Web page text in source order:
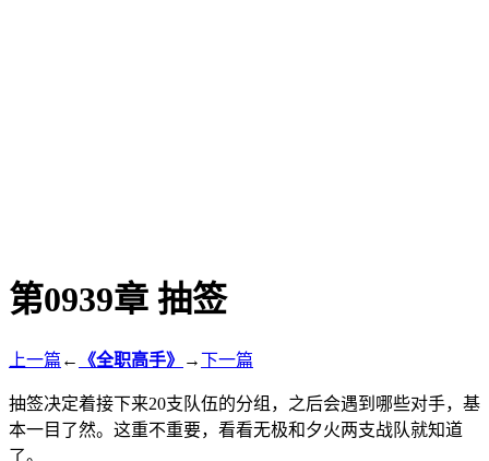
第0939章 抽签
上一篇 ← 《全职高手》 →下一篇
抽签决定着接下来20支队伍的分组，之后会遇到哪些对手，基
本一目了然。这重不重要，看看无极和夕火两支战队就知道
了。